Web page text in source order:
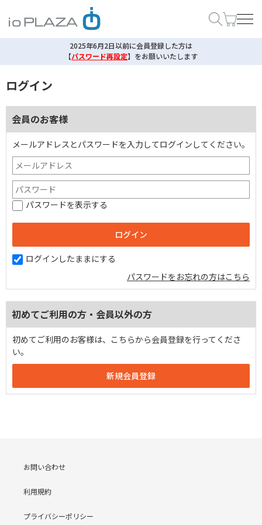
2025年6月2日以前に会員登録した方は
【パスワード再設定】 をお願いいたします
ログイン
会員のお客様
メールアドレスとパスワードを入力してログインしてください。
パスワードを表示する
ログインしたままにする
パスワードをお忘れの方はこちら
初めてご利用の方・会員以外の方
初めてご利用のお客様は、こちらから会員登録を行ってくださ
い。
お問い合わせ
利用規約
プライバシーポリシー